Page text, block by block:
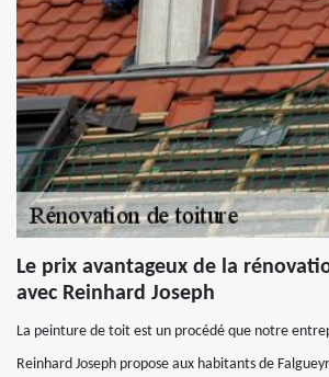
Le prix avantageux de la
avec Reinhard Joseph
La peinture de toit est un procédé que notre
Reinhard Joseph propose aux habitants de